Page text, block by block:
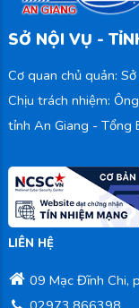
SỞ NỘI VỤ -
Cơ quan chủ quản:
Chịu trách nhiệm:
tỉnh An Giang - Tổng
LIÊN HỆ
09 Mạc Đĩnh Chi,